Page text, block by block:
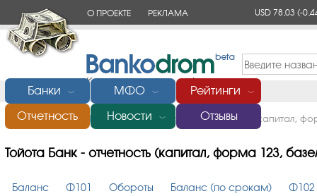
О ПРОЕКТЕ РЕКЛАМА USD 78,03(-
Банки ﹀ МФО ﹀ Рейтинги ﹀
Отчетность Новости ﹀ Отзывы
Главная/Банки России/Тойота Банк /Отчетность (капитал,
Тойота Банк - отчетность (капитал, форма 123,
Баланс Ф101 Обороты Баланс (по срокам) Ф102